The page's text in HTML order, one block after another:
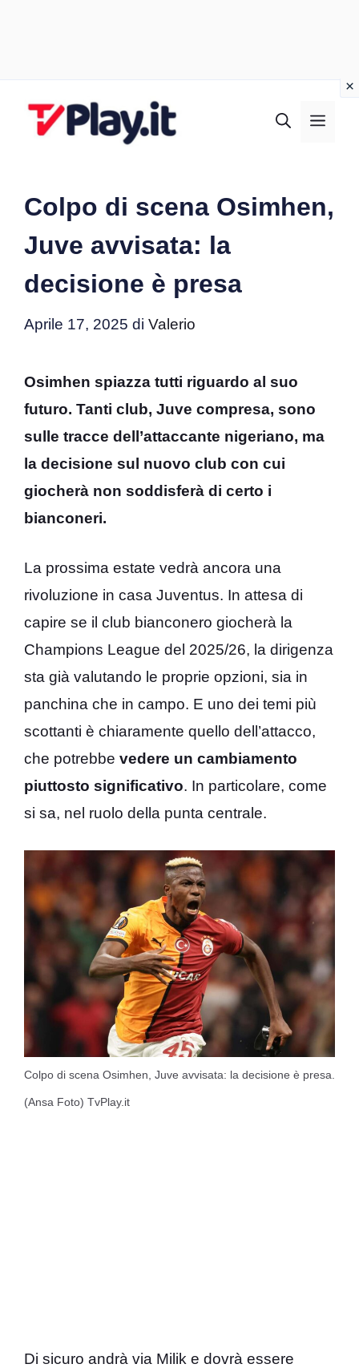
Colpo di scena Osimhen,
Juve avvisata: la
decisione è presa
Aprile 17, 2025 di Valerio
Osimhen spiazza tutti riguardo al suo
futuro. Tanti club, Juve compresa, sono
sulle tracce dell’attaccante nigeriano, ma
la decisione sul nuovo club con cui
giocherà non soddisferà di certo i
bianconeri.
La prossima estate vedrà ancora una
rivoluzione in casa Juventus. In attesa di
capire se il club bianconero giocherà la
Champions League del 2025/26, la dirigenza
sta già valutando le proprie opzioni, sia in
panchina che in campo. E uno dei temi più
scottanti è chiaramente quello dell’attacco,
che potrebbe vedere un cambiamento
piuttosto significativo. In particolare, come
si sa, nel ruolo della punta centrale.
Colpo di scena Osimhen, Juve avvisata: la decisione è presa.
(Ansa Foto) TvPlay.it
Di sicuro andrà via Milik e dovrà essere